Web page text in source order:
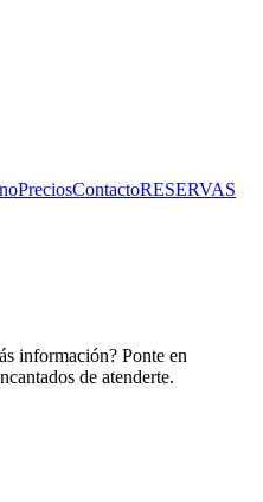
PreciosContactoRESERVAS
información? Ponte en
de atenderte.